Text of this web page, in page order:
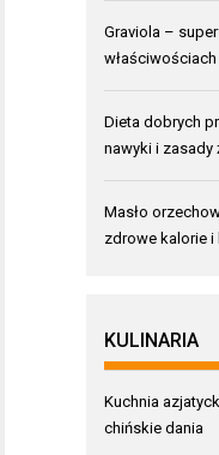
Graviola –
Dieta dobrych
nawyki i zasady
Masło
zdrowe kalorie i
KULINARIA
Kuchnia
chińskie dania